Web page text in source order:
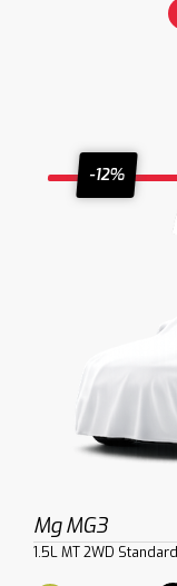
-12%
Mg MG3
1.5L MT 2WD Standard